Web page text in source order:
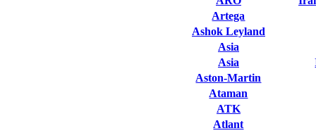
Artega
Ashok Leyland
Asia
Asia
Aston-Martin
Ataman
ATK
Atlant